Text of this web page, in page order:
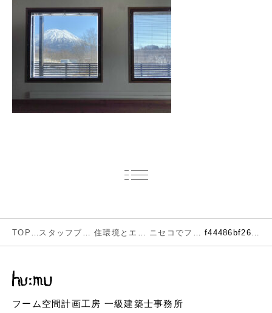
フーム空間計画工房 一級建築士事務所